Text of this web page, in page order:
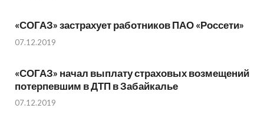
«СОГАЗ» застрахует работников ПАО «Россети»
07.12.2019
«СОГАЗ» начал выплату страховых возмещений
потерпевшим в ДТП в Забайкалье
07.12.2019